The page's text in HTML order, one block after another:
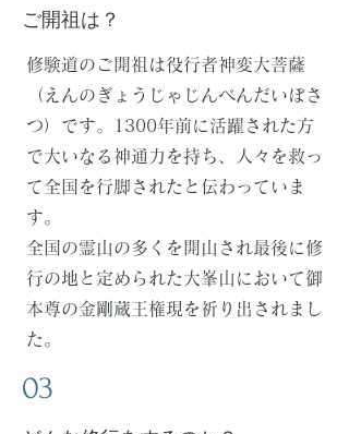
​ご開祖は？
修験道のご開祖は役行者神変大菩薩
（えんのぎょうじゃじんべんだいぼさ
つ）です。1300年前に活躍された方
で大いなる神通力を持ち、人々を救っ
て全国を行脚されたと伝わっていま
す。
全国の霊山の多くを開山され最後に修
行の地と定められた大峯山において御
本尊の金剛蔵王権現を祈り出されまし
た。
03